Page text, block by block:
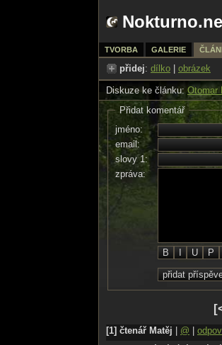
TVORBA GALERIE
přidej: dílko obrázek
Diskuze ke článku: Otomar
Přidat komentář
jméno:
email:
slovy 1:
zpráva:
[1] čtenář Matěj @